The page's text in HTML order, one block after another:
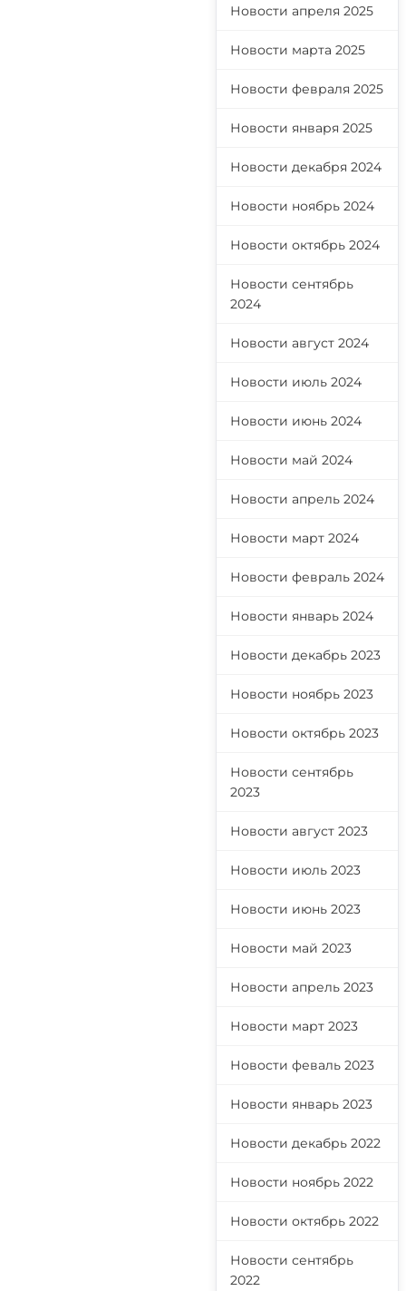
Новости апреля 2025
Новости марта 2025
Новости февраля 2025
Новости января 2025
Новости декабря 2024
Новости ноябрь 2024
Новости октябрь 2024
Новости сентябрь
2024
Новости август 2024
Новости июль 2024
Новости июнь 2024
Новости май 2024
Новости апрель 2024
Новости март 2024
Новости февраль 2024
Новости январь 2024
Новости декабрь 2023
Новости ноябрь 2023
Новости октябрь 2023
Новости сентябрь
2023
Новости август 2023
Новости июль 2023
Новости июнь 2023
Новости май 2023
Новости апрель 2023
Новости март 2023
Новости феваль 2023
Новости январь 2023
Новости декабрь 2022
Новости ноябрь 2022
Новости октябрь 2022
Новости сентябрь
2022